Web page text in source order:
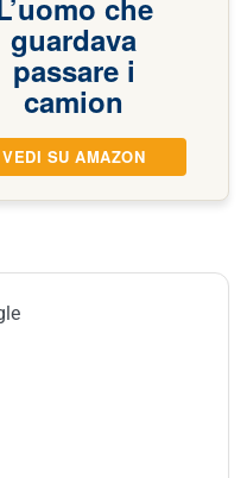
L’uomo che
guardava
passare i
camion
VEDI SU AMAZON